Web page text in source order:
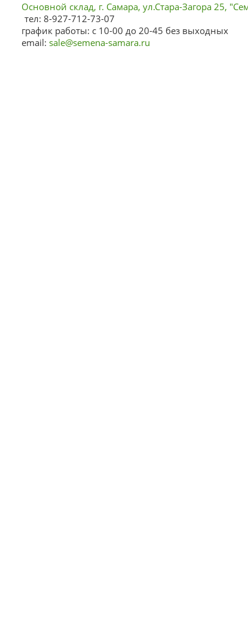
Основной склад, г. Самара, ул.Стара-Загора 25,
тел: 8-927-712-73-07
график работы: с 10-00 до 20-45 без выходных
email: sale@semena-samara.ru